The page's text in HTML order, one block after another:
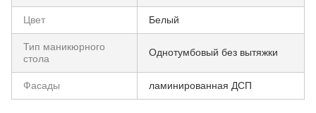
Цвет Белый
Тип маникюрного
стола
Однотумбовый без вытяжки
Фасады ламинированная ДСП